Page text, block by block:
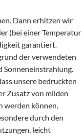
Dann erhitzen wir
(bei einer Temperatur
garantiert.
der verwendeten
Sonneneinstrahlung.
unsere bedruckten
Zusatz von milden
werden können,
durch den
leicht